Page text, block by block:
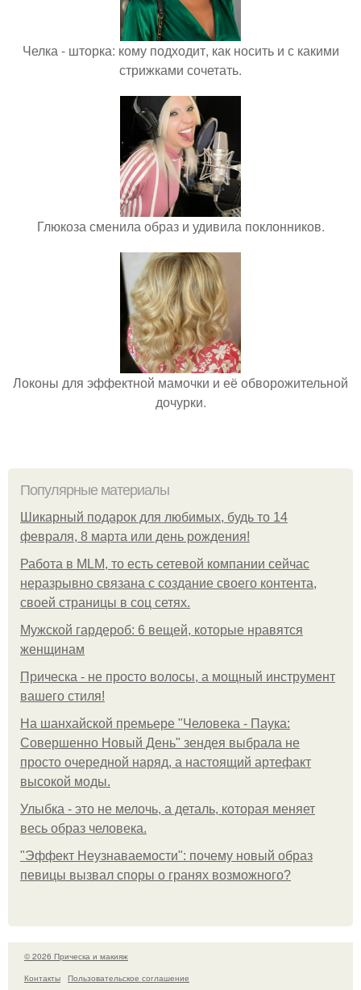
Челка - шторка: кому подходит, как носить и с какими
стрижками сочетать.
Глюкоза сменила образ и удивила поклонников.
Локоны для эффектной мамочки и её обворожительной
дочурки.
Популярные материалы
Шикарный подарок для любимых, будь то 14
февраля, 8 марта или день рождения!
Работа в MLM, то есть сетевой компании сейчас
неразрывно связана с создание своего контента,
своей страницы в соц сетях.
Мужской гардероб: 6 вещей, которые нравятся
женщинам
Прическа - не просто волосы, а мощный инструмент
вашего стиля!
На шанхайской премьере "Человека - Паука:
Совершенно Новый День" зендея выбрала не
просто очередной наряд, а настоящий артефакт
высокой моды.
Улыбка - это не мелочь, а деталь, которая меняет
весь образ человека.
"Эффект Неузнаваемости": почему новый образ
певицы вызвал споры о гранях возможного?
© 2026 Прическа и макияж
Контакты
Пользовательское соглашение